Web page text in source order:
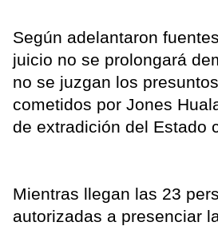
Según adelantaron
juicio no se prolongará
no se juzgan los
cometidos por Jones
de extradición del Estado
Mientras llegan las 23
autorizadas a presenciar